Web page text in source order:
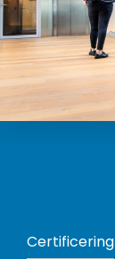
Certificering